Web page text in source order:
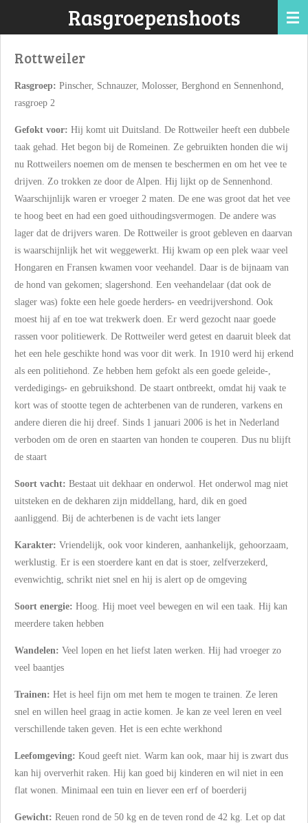
de
hoofdinhoud
Rasgroepenshoots
Rottweiler
Rasgroep: Pinscher, Schnauzer, Molosser, Berghond en Sennenhond,
rasgroep 2
Gefokt voor: Hij komt uit Duitsland. De Rottweiler heeft een dubbele
taak gehad. Het begon bij de Romeinen. Ze gebruikten honden die wij
nu Rottweilers noemen om de mensen te beschermen en om het vee te
drijven. Zo trokken ze door de Alpen. Hij lijkt op de Sennenhond.
Waarschijnlijk waren er vroeger 2 maten. De ene was groot dat het vee
te hoog beet en had een goed uithoudingsvermogen. De andere was
lager dat de drijvers waren. De Rottweiler is groot gebleven en daarvan
is waarschijnlijk het wit weggewerkt. Hij kwam op een plek waar veel
Hongaren en Fransen kwamen voor veehandel. Daar is de bijnaam van
de hond van gekomen; slagershond. Een veehandelaar (dat ook de
slager was) fokte een hele goede herders- en veedrijvershond. Ook
moest hij af en toe wat trekwerk doen. Er werd gezocht naar goede
rassen voor politiewerk. De Rottweiler werd getest en daaruit bleek dat
het een hele geschikte hond was voor dit werk. In 1910 werd hij erkend
als een politiehond. Ze hebben hem gefokt als een goede geleide-,
verdedigings- en gebruikshond. De staart ontbreekt, omdat hij vaak te
kort was of stootte tegen de achterbenen van de runderen, varkens en
andere dieren die hij dreef. Sinds 1 januari 2006 is het in Nederland
verboden om de oren en staarten van honden te couperen. Dus nu blijft
de staart
Soort vacht: Bestaat uit dekhaar en onderwol. Het onderwol mag niet
uitsteken en de dekharen zijn middellang, hard, dik en goed
aanliggend. Bij de achterbenen is de vacht iets langer
Karakter: Vriendelijk, ook voor kinderen, aanhankelijk, gehoorzaam,
werklustig. Er is een stoerdere kant en dat is stoer, zelfverzekerd,
evenwichtig, schrikt niet snel en hij is alert op de omgeving
Soort energie: Hoog. Hij moet veel bewegen en wil een taak. Hij kan
meerdere taken hebben
Wandelen: Veel lopen en het liefst laten werken. Hij had vroeger zo
veel baantjes
Trainen: Het is heel fijn om met hem te mogen te trainen. Ze leren
snel en willen heel graag in actie komen. Je kan ze veel leren en veel
verschillende taken geven. Het is een echte werkhond
Leefomgeving: Koud geeft niet. Warm kan ook, maar hij is zwart dus
kan hij oververhit raken. Hij kan goed bij kinderen en wil niet in een
flat wonen. Minimaal een tuin en liever een erf of boerderij
Gewicht: Reuen rond de 50 kg en de teven rond de 42 kg. Let op dat